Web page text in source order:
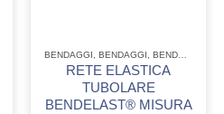
BENDAGGI , BENDAGGI , BENDAGGI
RETE ELASTICA
TUBOLARE
BENDELAST® MISURA